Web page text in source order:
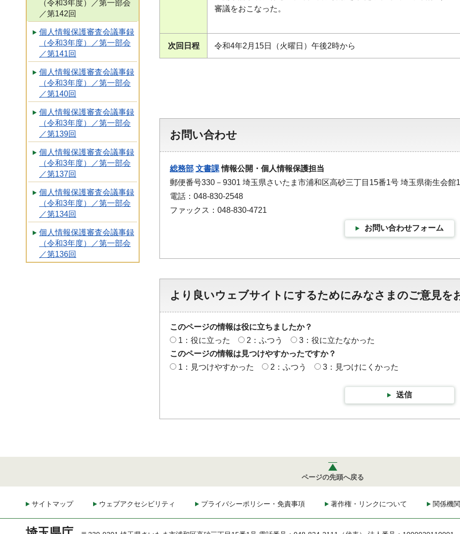
（令和3年度）／第一部会
／第142回
個人情報保護審査会議事録
（令和3年度）／第一部会
／第141回
個人情報保護審査会議事録
（令和3年度）／第一部会
／第140回
個人情報保護審査会議事録
（令和3年度）／第一部会
／第139回
個人情報保護審査会議事録
（令和3年度）／第一部会
／第137回
個人情報保護審査会議事録
（令和3年度）／第一部会
／第134回
個人情報保護審査会議事録
（令和3年度）／第一部会
／第136回
審議をおこなった。
次回日程 令和4年2月15日（火曜日）午後2時から
お問い合わせ
総務部 文書課情報公開・個人情報保護担当
郵便番号330－9301 埼玉県さいたま市浦和区高砂三丁目15番1号 埼玉県衛生会館
電話：048-830-2548
ファックス：048-830-4721
お問い合わせフォーム
より良いウェブサイトにするためにみなさまのご意見を
このページの情報は役に立ちましたか？
1：役に立った
2：ふつう
3：役に立たなかった
このページの情報は見つけやすかったですか？
1：見つけやすかった
2：ふつう 3：見つけにくかった
送信
ページの先頭へ戻る
サイトマップ ウェブアクセシビリティ プライバシーポリシー・免責事項 著作権・リンクについて 関係機